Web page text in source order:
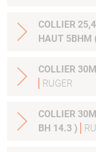
COLLIER
RUGER
COLLIER 30MM
BH 14.3 )